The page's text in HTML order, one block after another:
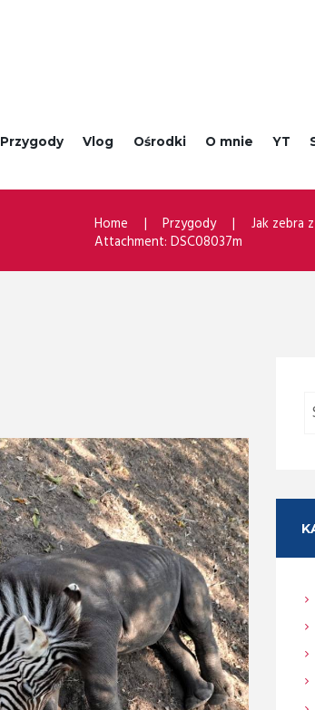
Przygody Vlog Ośrodki O mnie YT
Home Przygody
Jak zebra
Attachment: DSC08037m